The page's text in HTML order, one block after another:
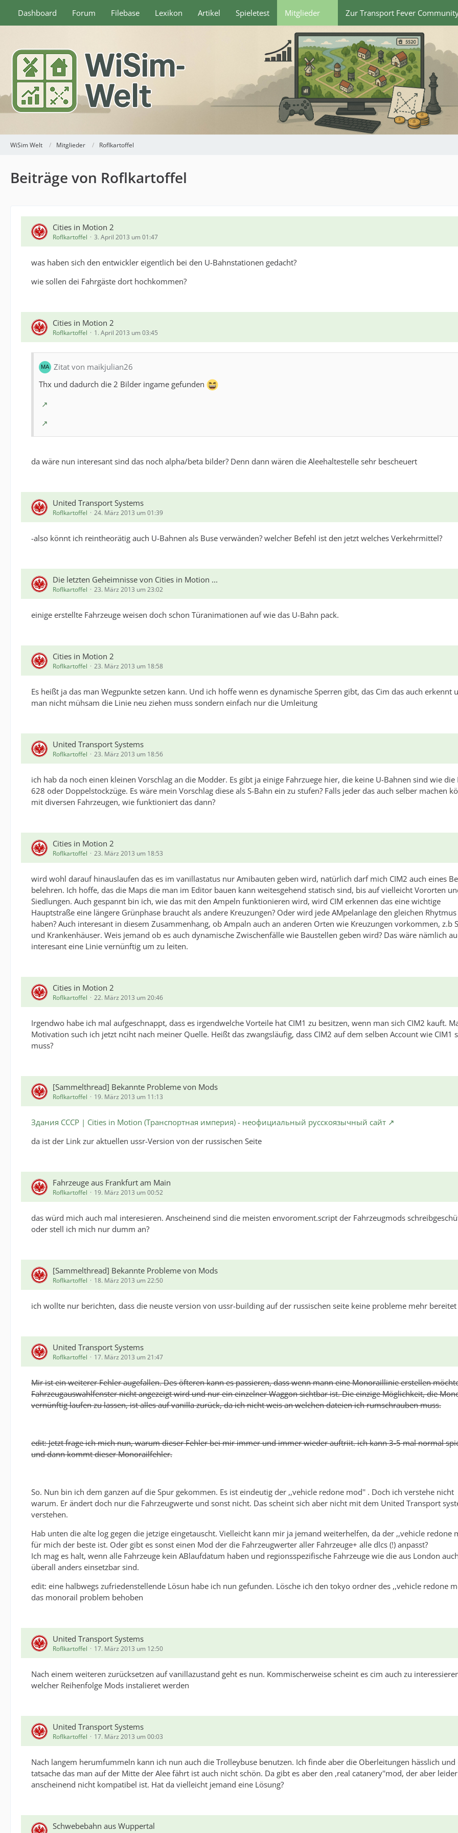
Dashboard Forum Filebase Lexikon Artikel Spieletest Mitglieder Zur Transport Fever
WiSim Welt Mitglieder Roflkartoffel
Beiträge von Roflkartoffel
Cities in Motion 2
Roflkartoffel 3. April 2013 um 01:47
was haben sich den entwickler eigentlich bei den U-Bahnstationen gedacht?
wie sollen dei Fahrgäste dort hochkommen?
Cities in Motion 2
Roflkartoffel 1. April 2013 um 03:45
Zitat von maikjulian26
Thx und dadurch die 2 Bilder ingame gefunden
da wäre nun interesant sind das noch alpha/beta bilder? Denn dann wären die Aleehaltestelle sehr bescheuert
United Transport Systems
Roflkartoffel 24. März 2013 um 01:39
-also könnt ich reintheorätig auch U-Bahnen als Buse verwänden? welcher Befehl ist den jetzt welches Verkehrmittel?
Die letzten Geheimnisse von Cities in Motion ...
Roflkartoffel 23. März 2013 um 23:02
einige erstellte Fahrzeuge weisen doch schon Türanimationen auf wie das U-Bahn pack.
Cities in Motion 2
Roflkartoffel 23. März 2013 um 18:58
Es heißt ja das man Wegpunkte setzen kann. Und ich hoffe wenn es dynamische Sperren gibt, das Cim das auch erkennt
man nicht mühsam die Linie neu ziehen muss sondern einfach nur die Umleitung
United Transport Systems
Roflkartoffel 23. März 2013 um 18:56
ich hab da noch einen kleinen Vorschlag an die Modder. Es gibt ja einige Fahrzuege hier, die keine U-Bahnen sind wie die
628 oder Doppelstockzüge. Es wäre mein Vorschlag diese als S-Bahn ein zu stufen? Falls jeder das auch selber machen
mit diversen Fahrzeugen, wie funktioniert das dann?
Cities in Motion 2
Roflkartoffel 23. März 2013 um 18:53
wird wohl darauf hinauslaufen das es im vanillastatus nur Amibauten geben wird, natürlich darf mich CIM2 auch eines
belehren. Ich hoffe, das die Maps die man im Editor bauen kann weitesgehend statisch sind, bis auf vielleicht Vororten
Siedlungen. Auch gespannt bin ich, wie das mit den Ampeln funktionieren wird, wird CIM erkennen das eine wichtige
Hauptstraße eine längere Grünphase braucht als andere Kreuzungen? Oder wird jede AMpelanlage den gleichen Rhytmus
haben? Auch interesant in diesem Zusammenhang, ob Ampaln auch an anderen Orten wie Kreuzungen vorkommen, z.b
und Krankenhäuser. Weis jemand ob es auch dynamische Zwischenfälle wie Baustellen geben wird? Das wäre nämlich
interesant eine Linie vernünftig um zu leiten.
Cities in Motion 2
Roflkartoffel 22. März 2013 um 20:46
Irgendwo habe ich mal aufgeschnappt, dass es irgendwelche Vorteile hat CIM1 zu besitzen, wenn man sich CIM2 kauft.
Motivation such ich jetzt nciht nach meiner Quelle. Heißt das zwangsläufig, dass CIM2 auf dem selben Account wie CIM1
muss?
[Sammelthread] Bekannte Probleme von Mods
Roflkartoffel 19. März 2013 um 11:13
Здания СССР | Cities in Motion (Транспортная империя) - неофициальный русскоязычный сайт
da ist der Link zur aktuellen ussr-Version von der russischen Seite
Fahrzeuge aus Frankfurt am Main
Roflkartoffel 19. März 2013 um 00:52
das würd mich auch mal interesieren. Anscheinend sind die meisten envoroment.script der Fahrzeugmods
oder stell ich mich nur dumm an?
[Sammelthread] Bekannte Probleme von Mods
Roflkartoffel 18. März 2013 um 22:50
ich wollte nur berichten, dass die neuste version von ussr-building auf der russischen seite keine probleme mehr bereitet
United Transport Systems
Roflkartoffel 17. März 2013 um 21:47
Mir ist ein weiterer Fehler augefallen. Des öfteren kann es passieren, dass wenn mann eine Monoraillinie erstellen
Fahrzeugauswahlfenster nicht angezeigt wird und nur ein einzelner Waggon sichtbar ist. Die einzige Möglichkeit, die
vernünftig laufen zu lassen, ist alles auf vanilla zurück, da ich nicht weis an welchen dateien ich rumschrauben muss.
edit: Jetzt frage ich mich nun, warum dieser Fehler bei mir immer und immer wieder auftriit. ich kann 3-5 mal normal
und dann kommt dieser Monorailfehler.
So. Nun bin ich dem ganzen auf die Spur gekommen. Es ist eindeutig der ,,vehicle redone mod'' . Doch ich verstehe nicht
warum. Er ändert doch nur die Fahrzeugwerte und sonst nicht. Das scheint sich aber nicht mit dem United Transport
verstehen.
Hab unten die alte log gegen die jetzige eingetauscht. Vielleicht kann mir ja jemand weiterhelfen, da der ,,vehicle redone
für mich der beste ist. Oder gibt es sonst einen Mod der die Fahrzeugwerter aller Fahrzeuge+ alle dlcs (!) anpasst?
Ich mag es halt, wenn alle Fahrzeuge kein ABlaufdatum haben und regionsspezifische Fahrzeuge wie die aus London
überall anders einsetzbar sind.
edit: eine halbwegs zufriedenstellende Lösun habe ich nun gefunden. Lösche ich den tokyo ordner des ,,vehicle redone
das monorail problem behoben
United Transport Systems
Roflkartoffel 17. März 2013 um 12:50
Nach einem weiteren zurücksetzen auf vanillazustand geht es nun. Kommischerweise scheint es cim auch zu
welcher Reihenfolge Mods instalieret werden
United Transport Systems
Roflkartoffel 17. März 2013 um 00:03
Nach langem herumfummeln kann ich nun auch die Trolleybuse benutzen. Ich finde aber die Oberleitungen hässlich und
tatsache das man auf der Mitte der Alee fährt ist auch nicht schön. Da gibt es aber den ,real catanery''mod, der aber leider
anscheinend nicht kompatibel ist. Hat da vielleicht jemand eine Lösung?
Schwebebahn aus Wuppertal